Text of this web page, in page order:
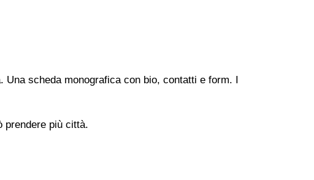
scheda monografica con bio, contatti e form. I
prendere più città.